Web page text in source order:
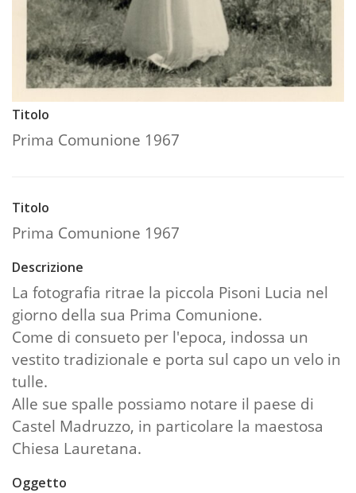
Titolo
Prima Comunione 1967
Titolo
Prima Comunione 1967
Descrizione
La fotografia ritrae la piccola Pisoni Lucia nel
giorno della sua Prima Comunione.
Come di consueto per l'epoca, indossa un
vestito tradizionale e porta sul capo un velo in
tulle.
Alle sue spalle possiamo notare il paese di
Castel Madruzzo, in particolare la maestosa
Chiesa Lauretana.
Oggetto